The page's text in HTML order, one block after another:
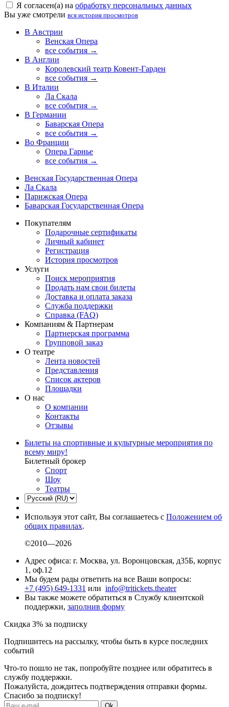
Я согласен(а) на обработку персональных данных
Вы уже смотрели вся история просмотров
В Австрии
Венская Опера
все события →
В Англии
Королевский театр Ковент-Гарден
все события →
В Италии
Ла Скала
все события →
В Германии
Баварская Опера
все события →
Во Франции
Опера Гарнье
все события →
Венская Государственная Опера
Ла Скала
Парижская Опера
Баварская Государственная Опера
Покупателям
Подарочные сертификаты
Личный кабинет
Регистрация
История просмотров
Услуги
Поиск мероприятия
Продать нам свои билеты
Доставка и оплата заказа
Служба поддержки
Справка (FAQ)
Компаниям & Партнерам
Партнерская программа
Групповой заказ
О театре
Лента новостей
Представления
Список актеров
Площадки
О нас
О компании
Контакты
Отзывы
Билеты на спортивные и культурные мероприятия по
всему миру!
Билетный брокер
Спорт
Шоу
Театры
Используя этот сайт, Вы соглашаетесь с Положением об
общих правилах.
©2010—2026
Адрес офиса: г. Москва, ул. Воронцовская, д35Б, корпус
1, оф.12
Мы будем рады ответить на все Ваши вопросы:
+7 (495) 649-1331 или info@tritickets.theater
Вы также можете обратиться в Службу клиентской
поддержки, заполнив форму
Скидка 3% за подписку
Подпишитесь на рассылку, чтобы быть в курсе последних
событий
Что-то пошло не так, попробуйте позднее или обратитесь в
службу поддержки.
Пожалуйста, дождитесь подтверждения отправки формы.
Спасибо за подписку!